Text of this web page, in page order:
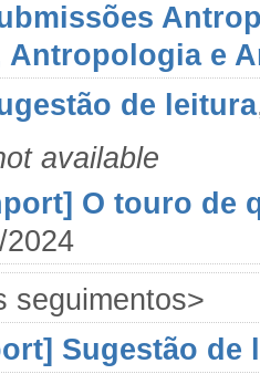
e
de leitura
available
O touro de
2024
seguimentos>
Sugestão de